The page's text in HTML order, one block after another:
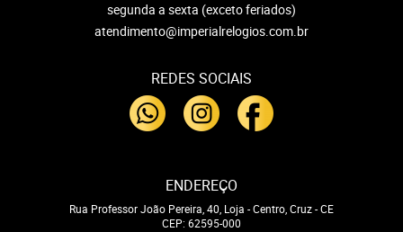
segunda a sexta (exceto feriados)
atendimento@imperialrelogios.com.br
REDES SOCIAIS
ENDEREÇO
Rua Professor João Pereira, 40, Loja -Centro, Cruz-CE
CEP: 62595-000